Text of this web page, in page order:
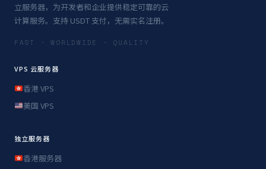
立服务器，为开发者和企业提供稳定可靠的云
计算服务。支持 USDT 支付，无需实名注册。
FAST · WORLDWIDE · QUALITY
VPS 云服务器
香港 VPS
美国 VPS
独立服务器
香港服务器